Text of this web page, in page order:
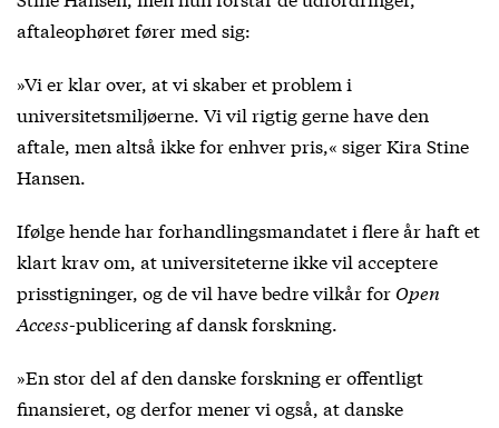
aftaleophøret fører med sig:
»Vi er klar over, at vi skaber et problem i
universitetsmiljøerne. Vi vil rigtig gerne have den
aftale, men altså ikke for enhver pris,« siger Kira Stine
Hansen.
Ifølge hende har forhandlingsmandatet i flere år haft et
klart krav om, at universiteterne ikke vil acceptere
prisstigninger, og de vil have bedre vilkår for Open
Access-publicering af dansk forskning.
»En stor del af den danske forskning er offentligt
finansieret, og derfor mener vi også, at danske